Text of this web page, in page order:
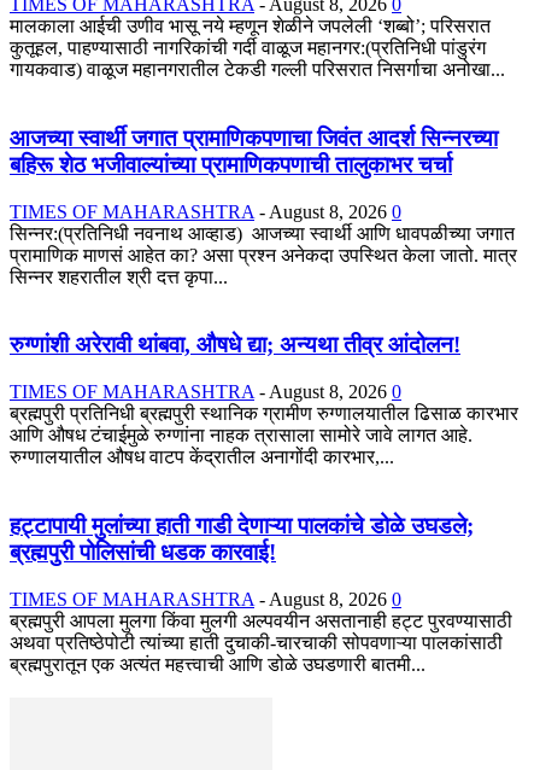
TIMES OF MAHARASHTRA - August 8, 2026 0
मालकाला आईची उणीव भासू नये म्हणून शेळीने जपलेली ‘शब्बो’; परिसरात
कुतूहल, पाहण्यासाठी नागरिकांची गर्दी वाळूज महानगर:(प्रतिनिधी पांडुरंग
गायकवाड) वाळूज महानगरातील टेकडी गल्ली परिसरात निसर्गाचा अनोखा...
आजच्या स्वार्थी जगात प्रामाणिकपणाचा जिवंत आदर्श सिन्नरच्या
बहिरू शेठ भजीवाल्यांच्या प्रामाणिकपणाची तालुकाभर चर्चा
TIMES OF MAHARASHTRA - August 8, 2026 0
सिन्नर:(प्रतिनिधी नवनाथ आव्हाड) आजच्या स्वार्थी आणि धावपळीच्या जगात
प्रामाणिक माणसं आहेत का? असा प्रश्न अनेकदा उपस्थित केला जातो. मात्र
सिन्नर शहरातील श्री दत्त कृपा...
रुग्णांशी अरेरावी थांबवा, औषधे द्या; अन्यथा तीव्र आंदोलन!
TIMES OF MAHARASHTRA - August 8, 2026 0
ब्रह्मपुरी प्रतिनिधी ब्रह्मपुरी स्थानिक ग्रामीण रुग्णालयातील ढिसाळ कारभार
आणि औषध टंचाईमुळे रुग्णांना नाहक त्रासाला सामोरे जावे लागत आहे.
रुग्णालयातील औषध वाटप केंद्रातील अनागोंदी कारभार,...
हट्टापायी मुलांच्या हाती गाडी देणाऱ्या पालकांचे डोळे उघडले;
ब्रह्मपुरी पोलिसांची धडक कारवाई!
TIMES OF MAHARASHTRA - August 8, 2026 0
ब्रह्मपुरी आपला मुलगा किंवा मुलगी अल्पवयीन असतानाही हट्ट पुरवण्यासाठी
अथवा प्रतिष्ठेपोटी त्यांच्या हाती दुचाकी-चारचाकी सोपवणाऱ्या पालकांसाठी
ब्रह्मपुरातून एक अत्यंत महत्त्वाची आणि डोळे उघडणारी बातमी...